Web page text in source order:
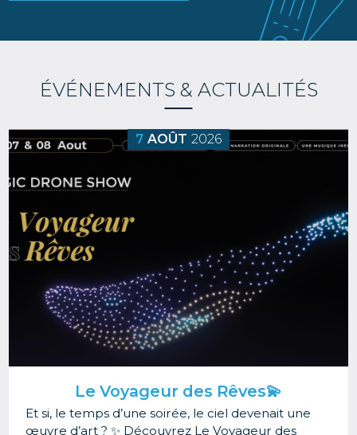
ÉVÉNEMENTS & ACTUALITÉS
Image
Le Voyageur des Rêves💫
Et si, le temps d’une soirée, le ciel devenait une
œuvre d’art ? ✨ Découvrez Le Voyageur des
7 AOÛT 2026